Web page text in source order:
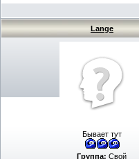
Lange
Бывает тут
Группа: Свой